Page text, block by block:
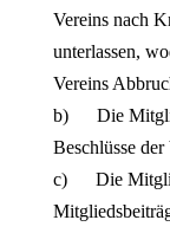
Vereins nach
unterlassen,
Vereins
b) Die
Beschlüsse der
c) Die